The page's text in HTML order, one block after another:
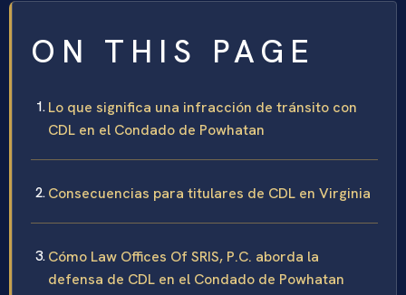
ON THIS PAGE
Lo que significa una infracción de tránsito con
CDL en el Condado de Powhatan
Consecuencias para titulares de CDL en Virginia
Cómo Law Offices Of SRIS, P.C. aborda la
defensa de CDL en el Condado de Powhatan